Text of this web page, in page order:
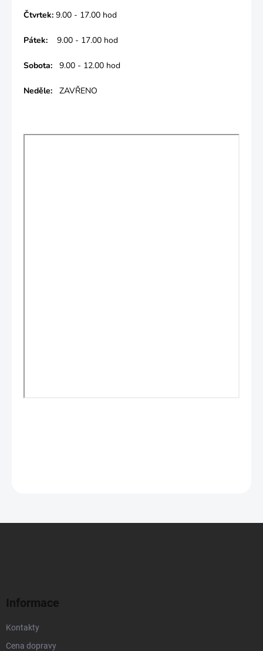
Čtvrtek: 9.00 - 17.00 hod
Pátek: 9.00 - 17.00 hod
Sobota: 9.00 - 12.00 hod
Neděle: ZAVŘENO
Informace
Kontakty
Cena dopravy